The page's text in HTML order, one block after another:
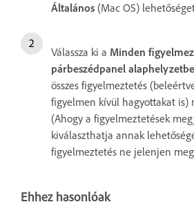
Általános (Mac OS)
Válassza ki a Minden
párbeszédpanel
összes figyelmeztetés
figyelmen kívül hagyottakat is)
(Ahogy a figyelmeztetések
kiválaszthatja annak
figyelmeztetés ne jelenjen
Ehhez hasonlóak